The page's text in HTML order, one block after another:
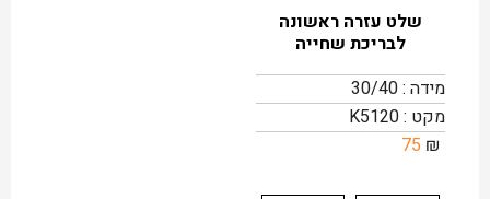
שלט עזרה ראשונה
לבריכת שחייה
מידה : 30/40
מקט : K5120
₪
75